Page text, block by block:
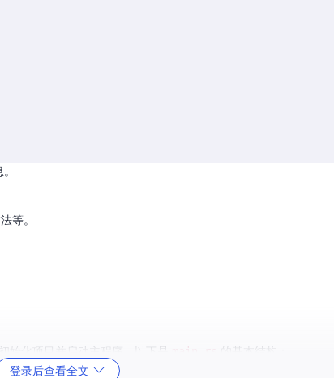
等。
始化项目并启动主程序。以下是 main.rs 的基本结构：
登录后查看全文